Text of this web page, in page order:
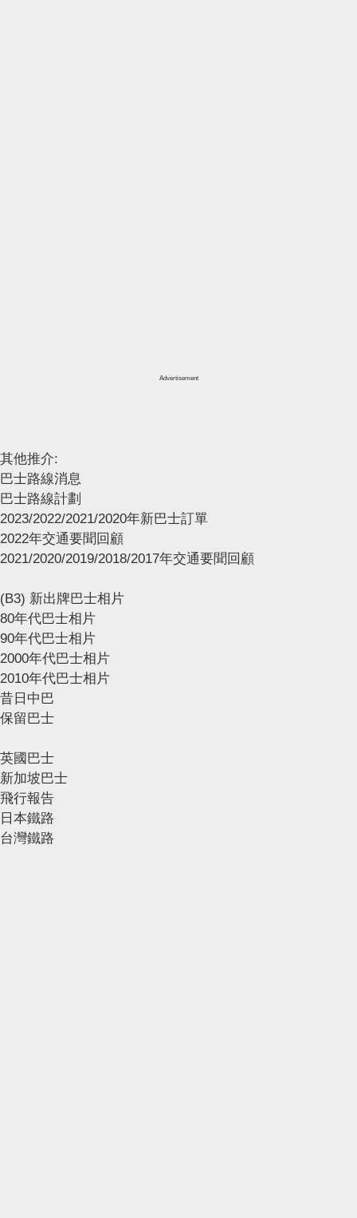
Advertisement
其他推介:
巴士路線消息
巴士路線計劃
2023/2022/2021/2020年新巴士訂單
2022年交通要聞回顧
2021/2020/2019/2018/2017年交通要聞回顧
(B3) 新出牌巴士相片
80年代巴士相片
90年代巴士相片
2000年代巴士相片
2010年代巴士相片
昔日中巴
保留巴士
英國巴士
新加坡巴士
飛行報告
日本鐵路
台灣鐵路